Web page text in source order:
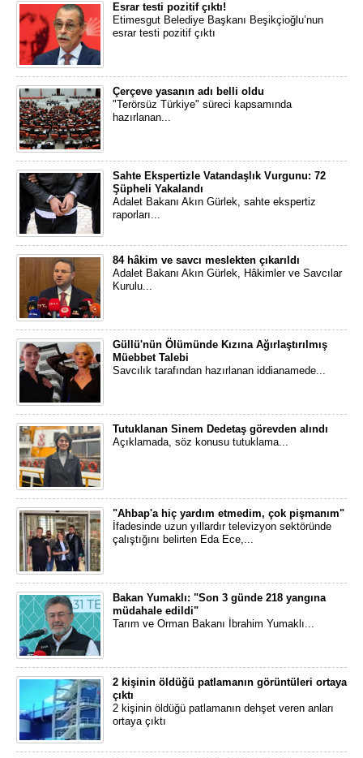
Esrar testi pozitif çıktı!
Etimesgut Belediye Başkanı Beşikçioğlu’nun
esrar testi pozitif çıktı
Çerçeve yasanın adı belli oldu
"Terörsüz Türkiye" süreci kapsamında
hazırlanan...
Sahte Ekspertizle Vatandaşlık Vurgunu: 72
Şüpheli Yakalandı
Adalet Bakanı Akın Gürlek, sahte ekspertiz
raporları...
84 hâkim ve savcı meslekten çıkarıldı
Adalet Bakanı Akın Gürlek, Hâkimler ve Savcılar
Kurulu...
Güllü'nün Ölümünde Kızına Ağırlaştırılmış
Müebbet Talebi
Savcılık tarafından hazırlanan iddianamede...
Tutuklanan Sinem Dedetaş görevden alındı
Açıklamada, söz konusu tutuklama...
"Ahbap'a hiç yardım etmedim, çok pişmanım"
İfadesinde uzun yıllardır televizyon sektöründe
çalıştığını belirten Eda Ece,...
Bakan Yumaklı: "Son 3 günde 218 yangına
müdahale edildi"
Tarım ve Orman Bakanı İbrahim Yumaklı...
2 kişinin öldüğü patlamanın görüntüleri ortaya
çıktı
2 kişinin öldüğü patlamanın dehşet veren anları
ortaya çıktı